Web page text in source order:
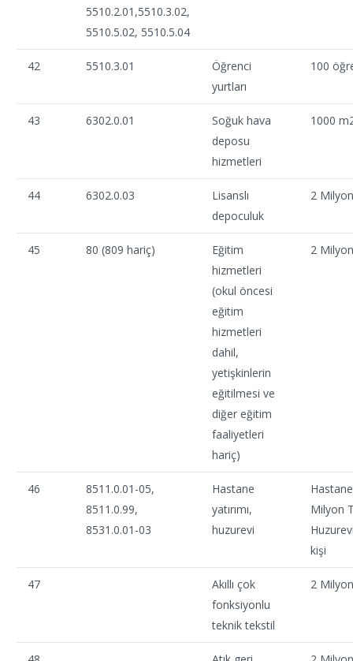
5510.2.01,5510.3.02,
5510.5.02, 5510.5.04
42 5510.3.01
Öğrenci
yurtları
100
43 6302.0.01
Soğuk hava
deposu
hizmetleri
1000
44 6302.0.03
Lisanslı
depoculuk
2
45 80 (809 hariç)
Eğitim
hizmetleri
(okul öncesi
eğitim
hizmetleri
dahil,
yetişkinlerin
eğitilmesi ve
diğer eğitim
faaliyetleri
hariç)
2
46
8511.0.01-05,
8511.0.99,
8531.0.01-03
Hastane
yatırımı,
huzurevi
Milyon
kişi
47
Akıllı çok
fonksiyonlu
teknik tekstil
2